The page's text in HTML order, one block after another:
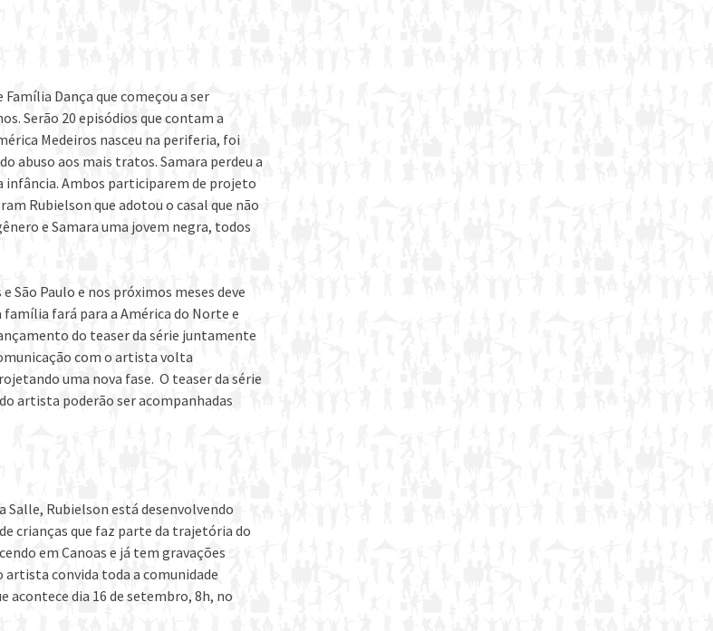
Dança que começou a ser
Serão 20 episódios que contam a
Medeiros nasceu na periferia, foi
abuso aos mais tratos. Samara perdeu a
infância. Ambos participarem de projeto
Rubielson que adotou o casal que não
e Samara uma jovem negra, todos
São Paulo e nos próximos meses deve
família fará para a América do Norte e
do teaser da série juntamente
com o artista volta
uma nova fase. O teaser da série
artista poderão ser acompanhadas
Salle, Rubielson está desenvolvendo
crianças que faz parte da trajetória do
em Canoas e já tem gravações
artista convida toda a comunidade
acontece dia 16 de setembro, 8h, no